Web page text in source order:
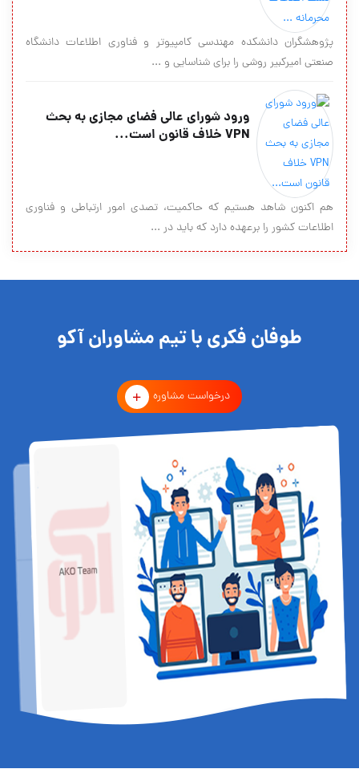
پژوهشگران دانشکده مهندسی کامپیوتر و فناوری اطلاعات دانشگاه
صنعتی امیرکبیر روشی را برای شناسایی و ...
ورود شورای عالی فضای مجازی به بحث
VPN خلاف قانون است...
هم اکنون شاهد هستیم که حاکمیت، تصدی امور ارتباطی و فناوری
اطلاعات کشور را برعهده دارد که باید در ...
طوفان فکری با تیم مشاوران آکو
درخواست مشاوره